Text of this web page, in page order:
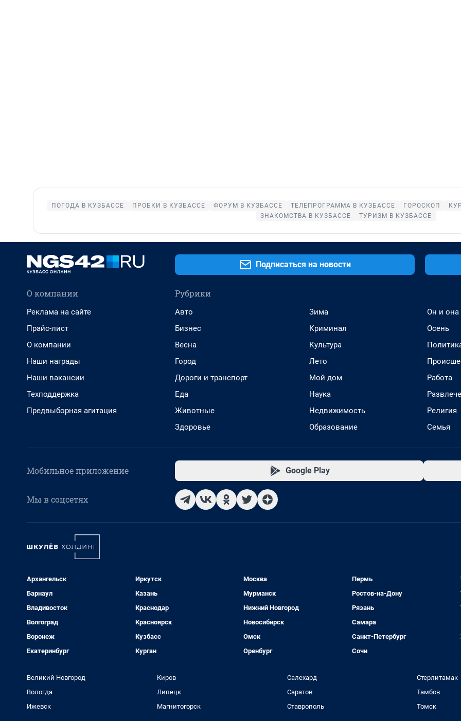
ПОГОДА В КУЗБАССЕ ПРОБКИ В КУЗБАССЕ ФОРУМ В КУЗБАССЕ ТЕЛЕПРОГРАММА В КУЗБАССЕ ГОРОСКОП
ЗНАКОМСТВА В КУЗБАССЕ
ТУРИЗМ В КУЗБАССЕ
Подписаться на новости
О компании
Реклама на сайте
Прайс-лист
О компании
Наши награды
Наши вакансии
Техподдержка
Предвыборная агитация
Рубрики
Авто
Бизнес
Весна
Город
Дороги и транспорт
Еда
Животные
Здоровье
Зима
Криминал
Культура
Лето
Мой дом
Наука
Недвижимость
Образование
Он и она
Осень
Работа
Религия
Семья
Мобильное приложение Google Play
Мы в соцсетях
Архангельск
Барнаул
Владивосток
Волгоград
Воронеж
Екатеринбург
Иркутск
Казань
Краснодар
Красноярск
Кузбасс
Курган
Москва
Мурманск
Нижний Новгород
Новосибирск
Омск
Оренбург
Пермь
Ростов-на-Дону
Рязань
Самара
Санкт-Петербург
Сочи
Великий Новгород
Вологда
Ижевск
Киров
Липецк
Магнитогорск
Салехард
Саратов
Ставрополь
Стерлитамак
Тамбов
Томск